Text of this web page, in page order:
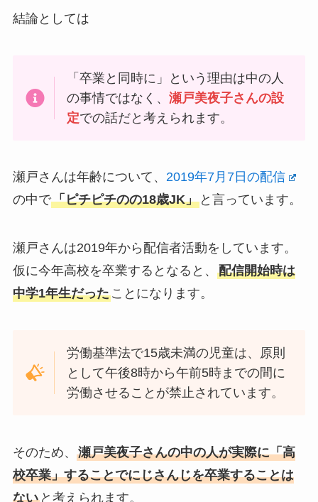
結論としては
「卒業と同時に」という理由は中の人
の事情ではなく、瀬戸美夜子さんの設
定での話だと考えられます。
瀬戸さんは年齢について、 2019年7月7日の配信
の中で「ピチピチのの18歳JK」と言っています。
瀬戸さんは2019年から配信者活動をしています。
仮に今年高校を卒業するとなると、 配信開始時は
中学1年生だったことになります。
労働基準法で15歳未満の児童は、原則
として午後8時から午前5時までの間に
労働させることが禁止されています。
そのため、 瀬戸美夜子さんの中の人が実際に「高
校卒業」することでにじさんじを卒業することは
ないと考えられます。